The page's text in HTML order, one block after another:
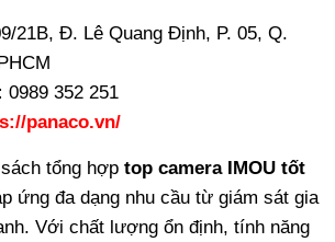
21B, Đ. Lê Quang Định, P. 05, Q.
0989 352 251
panaco.vn/
tổng hợp top camera IMOU tốt
ứng đa dạng nhu cầu từ giám sát gia
Với chất lượng ổn định, tính năng